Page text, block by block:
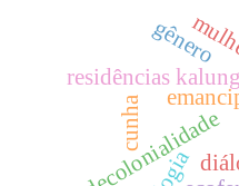
decolonialidade
residências
cunha
gênero